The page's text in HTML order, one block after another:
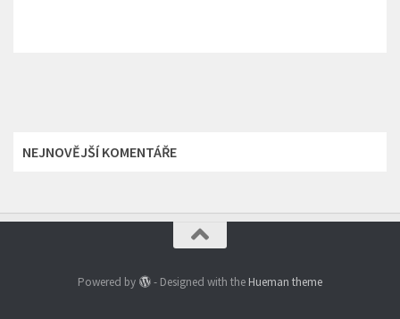
NEJNOVĚJŠÍ KOMENTÁŘE
Powered by - Designed with the Hueman theme